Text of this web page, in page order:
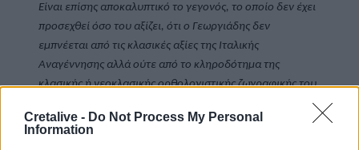
Cretalive - Do Not Process My Personal
Information
Είναι επίσης αποκαλυπτικό το γεγονός, το οποίο δεν έχει
προσεχθεί όσο του αξίζει, ότι ο Γεωργιάδης δεν
εμπνέεται από τις κλασικές αξίες της Ιταλικής
Αναγέννησης αλλά ούτε από το κληροδότημα της
κλασικής ή νεοκλασικής ορθολογιστικής ζωγραφικής του
στους Τισιάνο, Γκρέκο, Ρέμπραντ, Χαλς,